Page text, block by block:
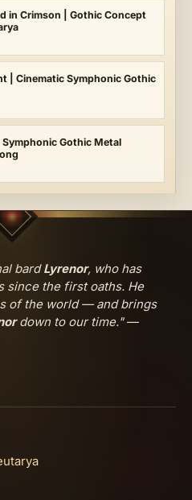
in Crimson | Gothic Concept
| Cinematic Symphonic Gothic
Gothic Metal
bardLyrenor, who has
since the first oaths. He
of the world — and brings
down to our time."—